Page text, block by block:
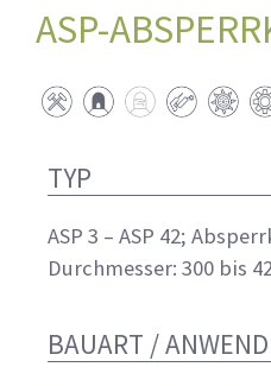
ASP-
TYP
ASP 3 – ASP 42;
Durchmesser: 300 bis
BAUART /